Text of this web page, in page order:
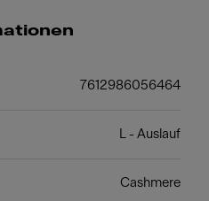
7612986056464
L - Auslauf
Cashmere